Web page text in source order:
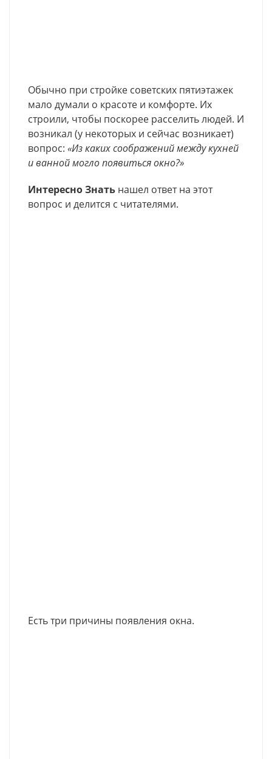
Обычно при стройке советских пятиэтажек
мало думали о красоте и комфорте. Их
строили, чтобы поскорее расселить людей. И
возникал (у некоторых и сейчас возникает)
вопрос: «Из каких соображений между кухней
и ванной могло появиться окно?»
Интересно Знать нашел ответ на этот
вопрос и делится с читателями.
Есть три причины появления окна.